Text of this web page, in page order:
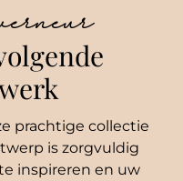
prachtige collectie
is zorgvuldig
inspireren en uw